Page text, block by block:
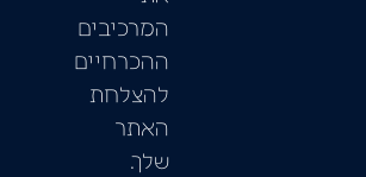
המרכיבים
ההכרחיים
להצלחת
האתר
שלך.